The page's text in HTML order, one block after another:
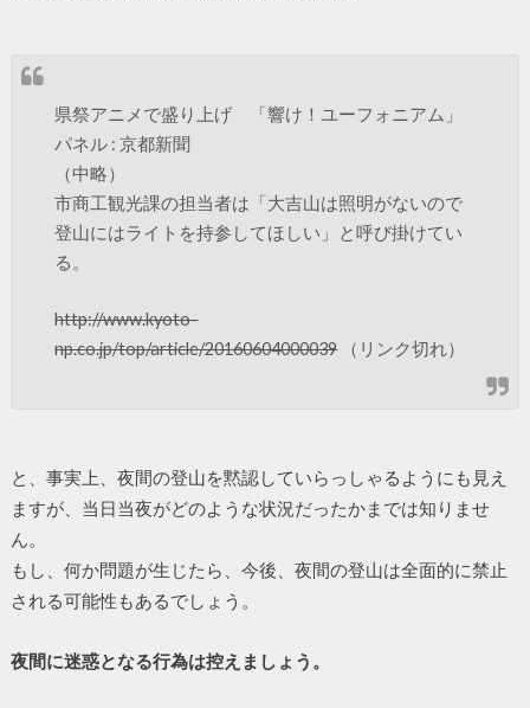
県祭アニメで盛り上げ 「響け！ユーフォニアム」
パネル : 京都新聞
（中略）
市商工観光課の担当者は「大吉山は照明がないので
登山にはライトを持参してほしい」と呼び掛けてい
る。
http://www.kyoto-
np.co.jp/top/article/20160604000039（リンク切れ）
と、事実上、夜間の登山を黙認していらっしゃるようにも見え
ますが、当日当夜がどのような状況だったかまでは知りませ
ん。
もし、何か問題が生じたら、今後、夜間の登山は全面的に禁止
される可能性もあるでしょう。
夜間に迷惑となる行為は控えましょう。